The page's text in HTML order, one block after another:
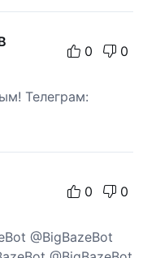
0 0
Телеграм:
0 0
@BigBazeBot